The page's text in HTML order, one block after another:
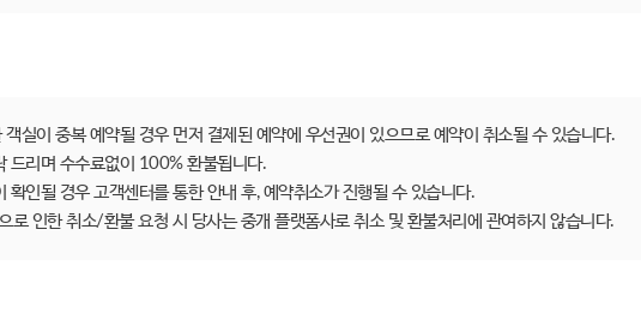
실이 중복 예약될 경우 먼저 결제된 예약에 우선권이 있으므로 예약이 취소될 수 있습니다.
드리며 수수료없이 100% 환불됩니다.
확인될 경우 고객센터를 통한 안내 후, 예약취소가 진행될 수 있습니다.
로 인한 취소/환불 요청 시 당사는 중개 플랫폼사로 취소 및 환불처리에 관여하지 않습니다.